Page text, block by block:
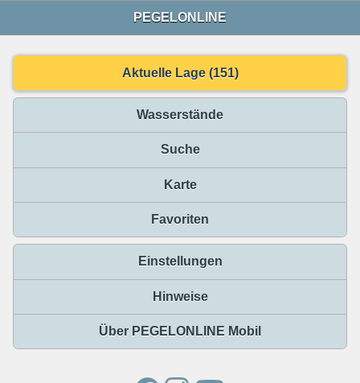
PEGELONLINE
Aktuelle Lage (151)
Wasserstände
Suche
Karte
Favoriten
Einstellungen
Hinweise
Über PEGELONLINE Mobil